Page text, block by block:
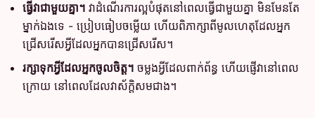
ធ្វើវាជាមួយគ្នា។ វាដំណើរការល្អបំផុតនៅពេលធ្វើជាមួយគ្នា មិនមែនតែ
ម្នាក់ឯងទេ - ប្រៀបធៀបចម្លើយ ហើយពិភាក្សាពីមូលហេតុដែលអ្នក
ជ្រើសរើសអ្វីដែលអ្នកបានជ្រើសរើស។
រក្សាទុកអ្វីដែលអ្នកចូលចិត្ត។ ចម្លងអ្វីដែលពាក់ព័ន្ធ ហើយផ្ញើវានៅពេល
ក្រោយ នៅពេលដែលវាស័ក្តិសមជាង។